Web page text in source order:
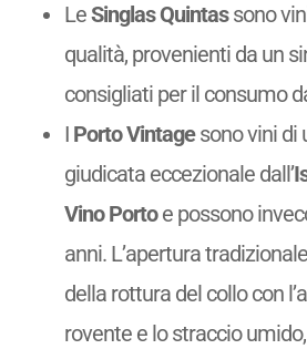
LeSinglas Quintassono
qualità, provenienti da un
consigliati per il consumo
I Porto Vintagesono vini di
giudicata eccezionale dall’
Vino Portoe possono
anni. L’apertura
della rottura del collo con
rovente e lo straccio